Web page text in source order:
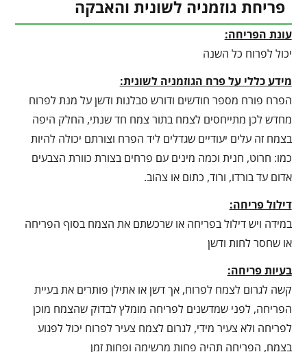
פריחת גוזמניה לשונית והאבקה
עונת הפריחה:
יכול לפרוח כל השנה
מידע כללי על פרח הגוזמניה לשונית:
הפרח פורח מספר חודשים ודורש סבלנות ודשן על מנת לפרוח
מחדש לכן מתייחסים לצמח בתור צמח חד שנתי, החלק היפה
בצמח זה עלים יעודיים שגדלים ליד הפרח וצורתם יכולה להיות
כמו: חרוט, חנית וכמה מינים עם פרחים בצורת כוורת הצבעים
אדום עד בורדו, ורוד, כתום או צהוב.
דילול פריחה:
במידה ויש דילול בפריחה או שרכשתם את הצמח בסוף הפריחה
או שחסר לחות ודשן
בעיות פריחה:
קשה לגרום לצמח לפרוח, אך דשן או אתילן פותרים את בעיית
הפריחה, לפני שמדשנים לפריחה מומלץ לבדוק שהצמח מוכן
לפריחה ולא צעיר מידי, לגרום לצמח צעיר לפרוח יכול לפגוע
בצמח, הפריחה תהיה פחות מרשימה ופחות זמן